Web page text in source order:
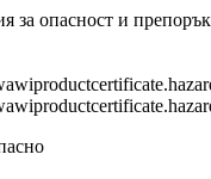
за опасност и